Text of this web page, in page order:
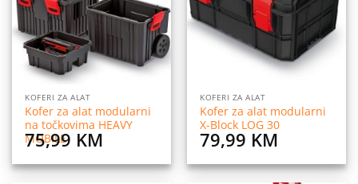
KOFERI ZA ALAT
Kofer za alat modularni
na točkovima HEAVY
MOBILE
75,99 KM
KOFERI ZA ALAT
Kofer za alat modularni
X-Block LOG 30
79,99 KM